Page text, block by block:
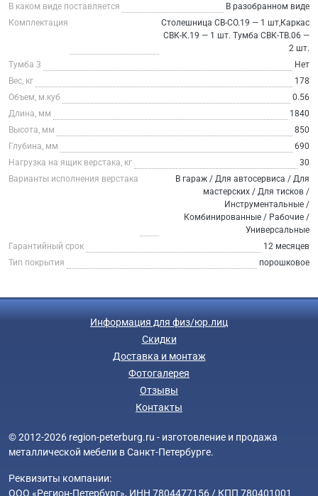
В каком виде поставляется
В разобранном виде
Комплектация
Столешница СВ-СО.19 — 1 шт,Каркас
СВК-К.19 — 1 шт. Тумба СВК-ТВ.06 —
2 шт.
Тумба 3
Нет
Вес, кг
178
Объем, м.куб
0.56
Длина, мм
1840
Высота, мм
850
Глубина, мм
690
Нагрузка на ящик верстака, кг
30
Варианты исполнения верстака
В гараж / Для автосервиса / Для
мастерских / Для тисков /
Инструментальные /
Комбинированные / Рабочие /
Универсальные
Гарантийный срок
12 месяцев
Тип покрытия
порошковое
Информация для физ/юр.лиц
Скидки
Доставка и монтаж
Фотогалерея
Отзывы
Контакты
© 2012-2026 region-peterburg.ru - изготовление и продажа
металлической мебели в Санкт-Петербурге.
Реквизиты компании:
ООО «Регион-Петербург», ИНН 7804477156 / КПП 780401001